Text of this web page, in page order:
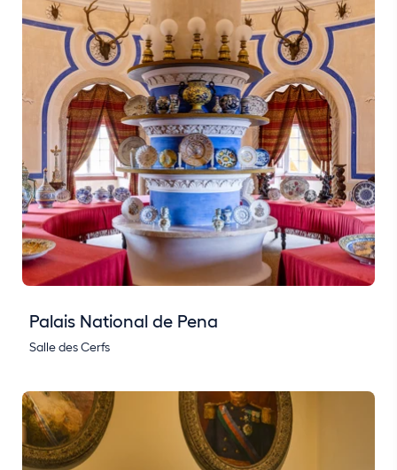
Palais National de Pena
Salle des Cerfs